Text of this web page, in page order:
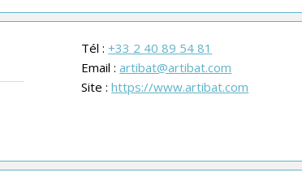
Tél :+33 2 40 89 54 81
Email :artibat@artibat.com
Site :https://www.artibat.com